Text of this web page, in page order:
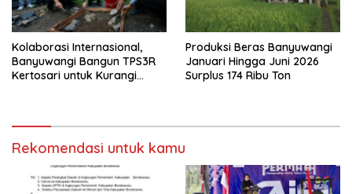
Kolaborasi Internasional,
Banyuwangi Bangun TPS3R
Kertosari untuk Kurangi
Produksi Beras Banyuwangi
Januari Hingga Juni 2026
Surplus 174 Ribu Ton
Rekomendasi untuk kamu